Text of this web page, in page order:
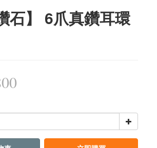
石】 6爪真鑽耳環